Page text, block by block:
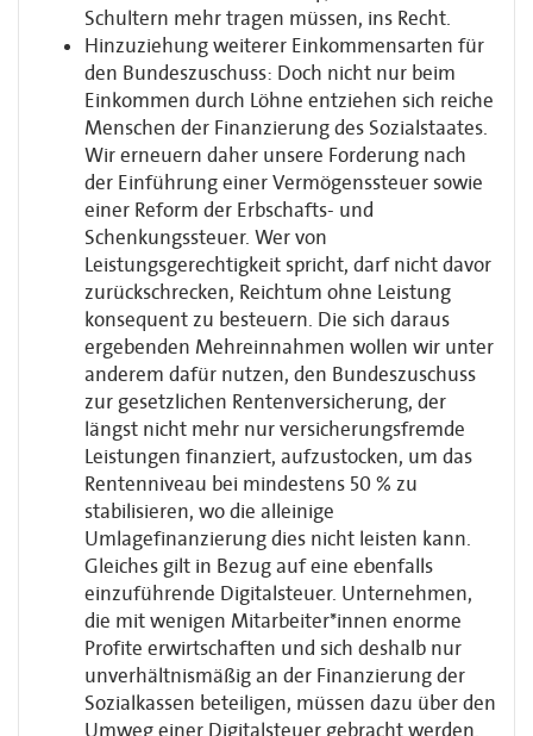
Schultern mehr tragen müssen, ins Recht.
Hinzuziehung weiterer Einkommensarten für
den Bundeszuschuss: Doch nicht nur beim
Einkommen durch Löhne entziehen sich reiche
Menschen der Finanzierung des Sozialstaates.
Wir erneuern daher unsere Forderung nach
der Einführung einer Vermögenssteuer sowie
einer Reform der Erbschafts- und
Schenkungssteuer. Wer von
Leistungsgerechtigkeit spricht, darf nicht davor
zurückschrecken, Reichtum ohne Leistung
konsequent zu besteuern. Die sich daraus
ergebenden Mehreinnahmen wollen wir unter
anderem dafür nutzen, den Bundeszuschuss
zur gesetzlichen Rentenversicherung, der
längst nicht mehr nur versicherungsfremde
Leistungen finanziert, aufzustocken, um das
Rentenniveau bei mindestens 50 % zu
stabilisieren, wo die alleinige
Umlagefinanzierung dies nicht leisten kann.
Gleiches gilt in Bezug auf eine ebenfalls
einzuführende Digitalsteuer. Unternehmen,
die mit wenigen Mitarbeiter*innen enorme
Profite erwirtschaften und sich deshalb nur
unverhältnismäßig an der Finanzierung der
Sozialkassen beteiligen, müssen dazu über den
Umweg einer Digitalsteuer gebracht werden.